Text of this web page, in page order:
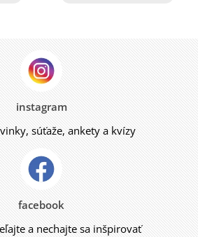
instagram
súťaže, ankety a kvízy
facebook
a nechajte sa inšpirovať